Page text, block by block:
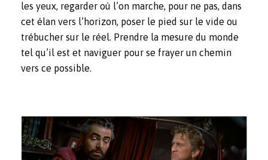
les yeux, regarder où l’on marche, pour ne pas, dans
cet élan vers l’horizon, poser le pied sur le vide ou
trébucher sur le réel. Prendre la mesure du monde
tel qu’il est et naviguer pour se frayer un chemin
vers ce possible.